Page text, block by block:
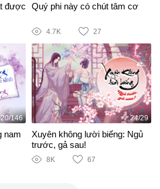
được
Quý phi này có chút tâm cơ
4.7K 27
20/146
nam
24/29
Xuyên không lười biếng: Ngủ
trước, gả sau!
8K 67